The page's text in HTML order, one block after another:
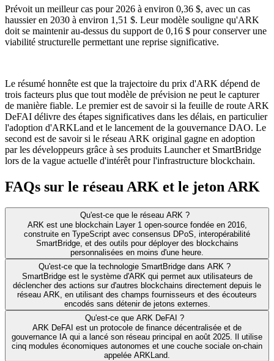
Prévoit un meilleur cas pour 2026 à environ 0,36 $, avec un cas
haussier en 2030 à environ 1,51 $. Leur modèle souligne qu'ARK
doit se maintenir au-dessus du support de 0,16 $ pour conserver une
viabilité structurelle permettant une reprise significative.
Le résumé honnête est que la trajectoire du prix d'ARK dépend de
trois facteurs plus que tout modèle de prévision ne peut le capturer
de manière fiable. Le premier est de savoir si la feuille de route ARK
DeFAI délivre des étapes significatives dans les délais, en particulier
l'adoption d'ARKLand et le lancement de la gouvernance DAO. Le
second est de savoir si le réseau ARK original gagne en adoption
par les développeurs grâce à ses produits Launcher et SmartBridge
lors de la vague actuelle d'intérêt pour l'infrastructure blockchain.
FAQs sur le réseau ARK et le jeton ARK
Qu'est-ce que le réseau ARK ?
ARK est une blockchain Layer 1 open-source fondée en 2016,
construite en TypeScript avec consensus DPoS, interopérabilité
SmartBridge, et des outils pour déployer des blockchains
personnalisées en moins d'une heure.
Qu'est-ce que la technologie SmartBridge dans ARK ?
SmartBridge est le système d'ARK qui permet aux utilisateurs de
déclencher des actions sur d'autres blockchains directement depuis le
réseau ARK, en utilisant des champs fournisseurs et des écouteurs
encodés sans détenir de jetons externes.
Qu'est-ce que ARK DeFAI ?
ARK DeFAI est un protocole de finance décentralisée et de
gouvernance IA qui a lancé son réseau principal en août 2025. Il utilise
cinq modules économiques autonomes et une couche sociale on-chain
appelée ARKLand.